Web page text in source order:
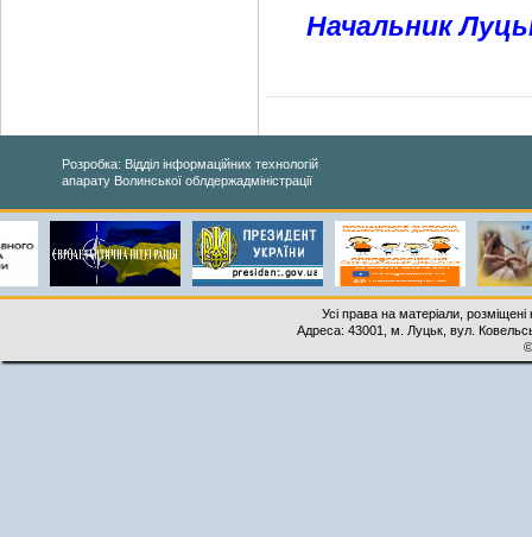
Начальник
Розробка: Відділ інформаційних технологій
апарату Волинської облдержадміністрації
Усі права на матеріали,
Адреса: 43001, м. Луцьк, вул.